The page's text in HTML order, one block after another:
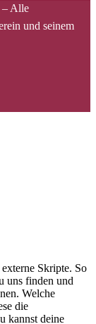
– Alle
und seinem
Skripte. So
uns finden und
Welche
die
kannst deine